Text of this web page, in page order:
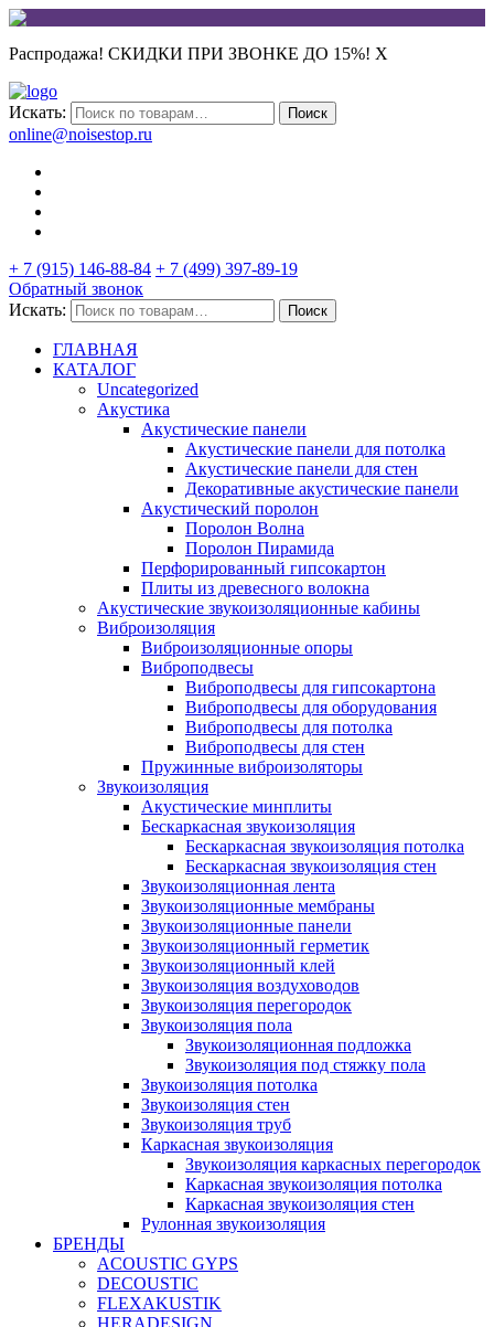
Распродажа! СКИДКИ ПРИ ЗВОНКЕ ДО 15%! X
Искать: Поиск
online@noisestop.ru
+ 7 (915) 146-88-84 + 7 (499) 397-89-19
Обратный звонок
Искать:
Поиск
ГЛАВНАЯ
КАТАЛОГ
Uncategorized
Акустика
Акустические панели
Акустические панели для потолка
Акустические панели для стен
Декоративные акустические панели
Акустический поролон
Поролон Волна
Поролон Пирамида
Перфорированный гипсокартон
Плиты из древесного волокна
Акустические звукоизоляционные кабины
Виброизоляция
Виброизоляционные опоры
Виброподвесы
Виброподвесы для гипсокартона
Виброподвесы для оборудования
Виброподвесы для потолка
Виброподвесы для стен
Пружинные виброизоляторы
Звукоизоляция
Акустические минплиты
Бескаркасная звукоизоляция
Бескаркасная звукоизоляция потолка
Бескаркасная звукоизоляция стен
Звукоизоляционная лента
Звукоизоляционные мембраны
Звукоизоляционные панели
Звукоизоляционный герметик
Звукоизоляционный клей
Звукоизоляция воздуховодов
Звукоизоляция перегородок
Звукоизоляция пола
Звукоизоляционная подложка
Звукоизоляция под стяжку пола
Звукоизоляция потолка
Звукоизоляция стен
Звукоизоляция труб
Каркасная звукоизоляция
Звукоизоляция каркасных перегородок
Каркасная звукоизоляция потолка
Каркасная звукоизоляция стен
Рулонная звукоизоляция
БРЕНДЫ
ACOUSTIC GYPS
DECOUSTIC
FLEXAKUSTIK
HERADESIGN